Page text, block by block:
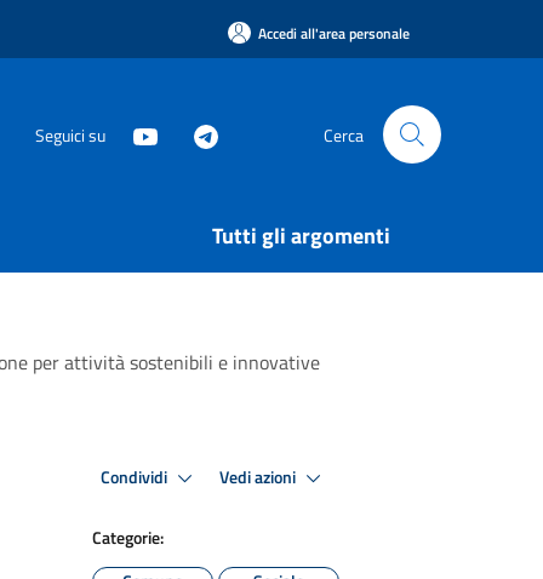
Accedi all'area personale
Seguici su Cerca
Tutti gli argomenti
per attività sostenibili e innovative
Condividi Vedi azioni
Categorie: